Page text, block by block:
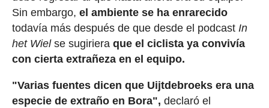
Sin embargo, el ambiente se ha enrarecido
todavía más después de que desde el podcastIn
het Wielse sugiriera que el ciclista ya convivía
con cierta extrañeza en el equipo.
"Varias fuentes dicen que Uijtdebroeks era una
especie de extraño en Bora", declaró el